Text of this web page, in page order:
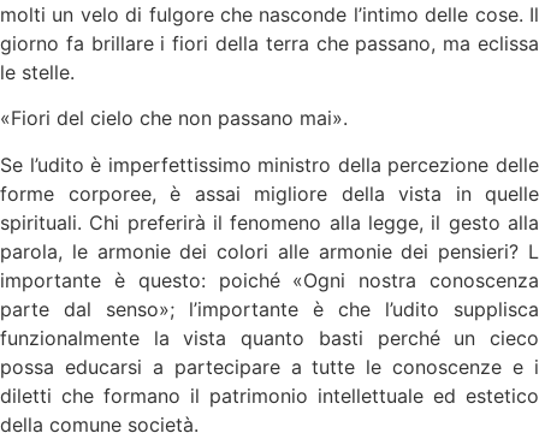
molti un velo di fulgore che nasconde l’intimo delle cose. Il
giorno fa brillare i fiori della terra che passano, ma eclissa
le stelle.
«Fiori del cielo che non passano mai».
Se l’udito è imperfettissimo ministro della percezione delle
forme corporee, è assai migliore della vista in quelle
spirituali. Chi preferirà il fenomeno alla legge, il gesto alla
parola, le armonie dei colori alle armonie dei pensieri? L
importante è questo: poiché «Ogni nostra conoscenza
parte dal senso»; l’importante è che l’udito supplisca
funzionalmente la vista quanto basti perché un cieco
possa educarsi a partecipare a tutte le conoscenze e i
diletti che formano il patrimonio intellettuale ed estetico
della comune società.